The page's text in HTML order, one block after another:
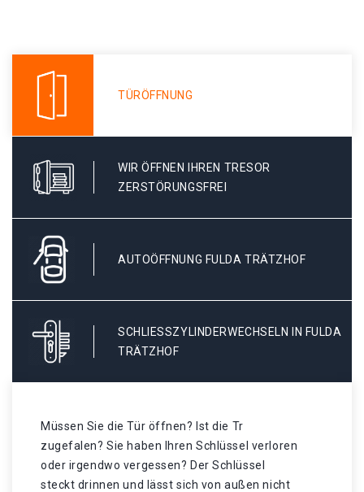
TÜRÖFFNUNG
WIR ÖFFNEN IHREN TRESOR
ZERSTÖRUNGSFREI
AUTOÖFFNUNG FULDA TRÄTZHOF
SCHLIESSZYLINDERWECHSELN IN FULDA T
RÄTZHOF
Müssen Sie die Tür öffnen? Ist die Tr
zugefalen? Sie haben Ihren Schlüssel verloren
oder irgendwo vergessen? Der Schlüssel
steckt drinnen und lässt sich von außen nicht